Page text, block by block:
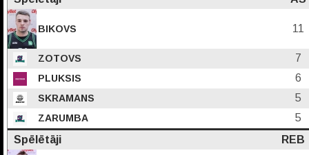
BIKOVS 11
ZOTOVS 7
PLUKSIS 6
SKRAMANS 5
ZARUMBA
5
Spēlētāji
REB